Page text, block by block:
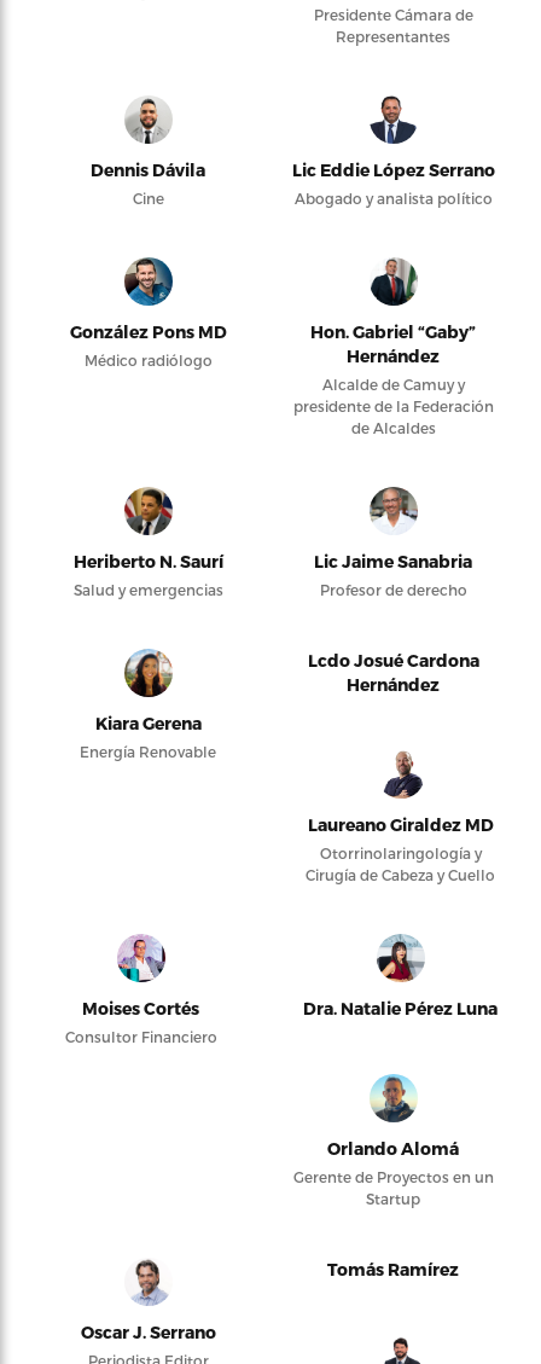
Presidente Cámara de
Representantes
Dennis Dávila
Cine
Lic Eddie López Serrano
Abogado y analista político
González Pons MD
Médico radiólogo
Hon. Gabriel “Gaby”
Hernández
Alcalde de Camuy y
presidente de la Federación
de Alcaldes
Heriberto N. Saurí
Salud y emergencias
Lic Jaime Sanabria
Profesor de derecho
Kiara Gerena
Energía Renovable
Lcdo Josué Cardona
Hernández
Laureano Giraldez MD
Otorrinolaringología y
Cirugía de Cabeza y Cuello
Moises Cortés
Consultor Financiero
Dra. Natalie Pérez Luna
Orlando Alomá
Gerente de Proyectos en un
Startup
Oscar J. Serrano
Periodista Editor
Tomás Ramírez